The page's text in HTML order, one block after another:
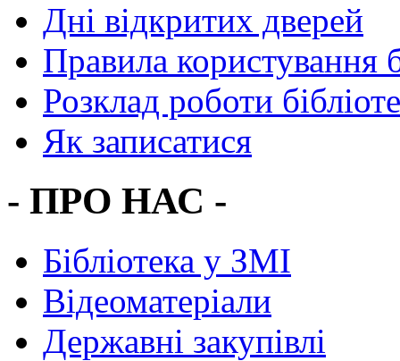
Дні відкритих дверей
Правила користування
Розклад роботи
Як записатися
- ПРО НАС -
Бібліотека у ЗМІ
Відеоматеріали
Державні закупівлі